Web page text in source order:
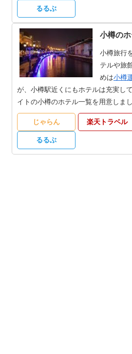
るるぶ
小樽の
小樽旅行
テルや旅
めは小樽
が、小樽駅近くにもホテルは充実し
イトの小樽のホテル一覧を用意しまし
じゃらん 楽天トラベル
るるぶ